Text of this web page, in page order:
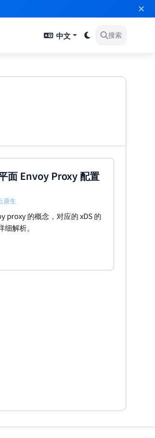
中文 搜索
面 Envoy Proxy 配置
原生
proxy 的概念，对应的 xDS 的
解析。